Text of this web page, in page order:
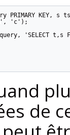
PRIMARY KEY, s
'c');
'SELECT t,s
de